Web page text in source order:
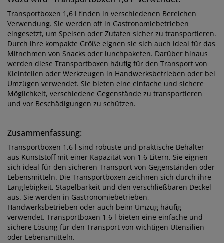
Transportboxen 1,6 l finden in verschiedenen Bereichen
Verwendung. Sie werden oft in Gastronomiebetrieben
eingesetzt, um Speisen oder Zutaten sicher zu transportieren.
Durch ihre kompakte Größe eignen sie sich auch ideal für das
Mitnehmen von Snacks oder lunchpaketen. Darüber hinaus
werden diese Transportboxen häufig für den Transport von
Kleinteilen oder Werkzeugen in Handwerksbetrieben oder bei
Umzügen verwendet. Sie bieten eine einfache und sichere
Möglichkeit, verschiedene Gegenstände zu transportieren
und vor Beschädigungen zu schützen.
Zusammenfassung:
Transportboxen 1,6 l sind robuste und praktische Behälter
aus Kunststoff mit einer Kapazität von 1,6 Litern. Sie eignen
sich ideal für den sicheren Transport von Gegenständen oder
Lebensmitteln. Die Transportboxen zeichnen sich durch ihre
Langlebigkeit, Stapelbarkeit und den verschließbaren Deckel
aus. Sie werden in Gastronomiebetrieben,
Handwerksbetrieben oder auch beim Umzug häufig
verwendet. Transportboxen 1,6 l bieten eine einfache und
sichere Lösung für den Transport von wichtigen Utensilien
oder Lebensmitteln.